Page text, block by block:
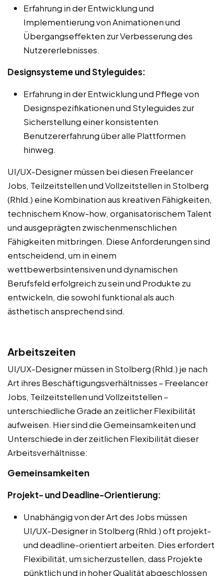
Erfahrung in der Entwicklung und
Implementierung von Animationen und
Übergangseffekten zur Verbesserung des
Nutzererlebnisses.
Designsysteme und Styleguides:
Erfahrung in der Entwicklung und Pflege von
Designspezifikationen und Styleguides zur
Sicherstellung einer konsistenten
Benutzererfahrung über alle Plattformen
hinweg.
UI/UX-Designer müssen bei diesen Freelancer
Jobs, Teilzeitstellen und Vollzeitstellen in Stolberg
(Rhld.) eine Kombination aus kreativen Fähigkeiten,
technischem Know-how, organisatorischem Talent
und ausgeprägten zwischenmenschlichen
Fähigkeiten mitbringen. Diese Anforderungen sind
entscheidend, um in einem
wettbewerbsintensiven und dynamischen
Berufsfeld erfolgreich zu sein und Produkte zu
entwickeln, die sowohl funktional als auch
ästhetisch ansprechend sind.
Arbeitszeiten
UI/UX-Designer müssen in Stolberg (Rhld.) je nach
Art ihres Beschäftigungsverhältnisses – Freelancer
Jobs, Teilzeitstellen und Vollzeitstellen –
unterschiedliche Grade an zeitlicher Flexibilität
aufweisen. Hier sind die Gemeinsamkeiten und
Unterschiede in der zeitlichen Flexibilität dieser
Arbeitsverhältnisse:
Gemeinsamkeiten
Projekt- und Deadline-Orientierung:
Unabhängig von der Art des Jobs müssen
UI/UX-Designer in Stolberg (Rhld.) oft projekt-
und deadline-orientiert arbeiten. Dies erfordert
Flexibilität, um sicherzustellen, dass Projekte
pünktlich und in hoher Qualität abgeschlossen